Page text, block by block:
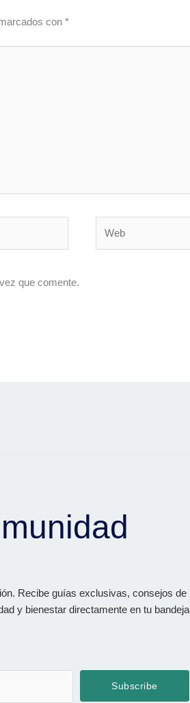
con*
que comente.
Recibe guías exclusivas, consejos de
y bienestar directamente en tu bandeja
Subscribe